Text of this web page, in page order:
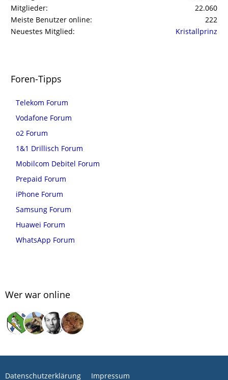
Mitglieder
22.060
Meiste Benutzer online
222
Neuestes Mitglied
Kristallprinz
Foren-Tipps
Telekom Forum
Vodafone Forum
o2 Forum
1&1 Drillisch Forum
Mobilcom Debitel Forum
Prepaid Forum
iPhone Forum
Samsung Forum
Huawei Forum
WhatsApp Forum
Wer war online
Datenschutzerklärung Impressum